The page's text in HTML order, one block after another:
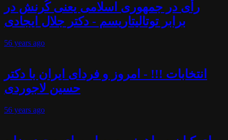
رأی در جمهوری اسلامی یعنی کُرنش در
برابر توتالیتاریسم - دکتر جلال ایجادی
56 years ago
انتخابات !!! - امروز و فردای ایران با دکتر
حسین لاجوردی
56 years ago